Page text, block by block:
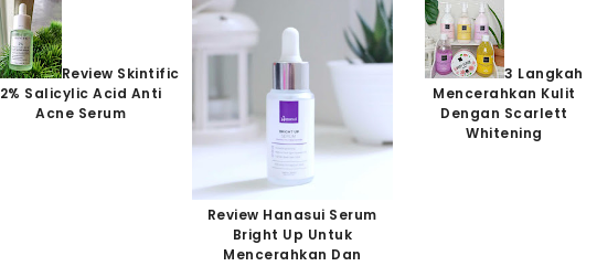
Review Skintific
2% Salicylic Acid Anti
Acne Serum
Review Hanasui Serum
Bright Up Untuk
Mencerahkan Dan
3 Langkah
Mencerahkan Kulit
Dengan Scarlett
Whitening